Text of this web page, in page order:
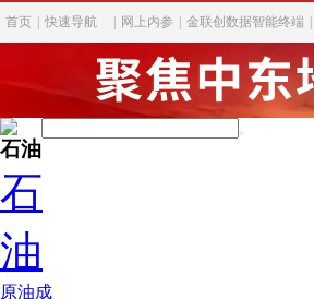
首页 快速导航 网上内参 金联创数据智能终端
石油
石
油
原油成